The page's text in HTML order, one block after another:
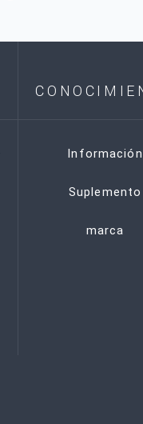
Información
Suplemento
marca